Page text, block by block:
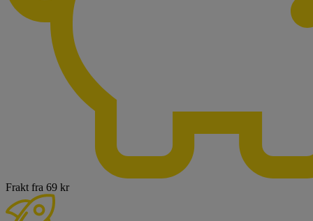
Frakt fra 69 kr